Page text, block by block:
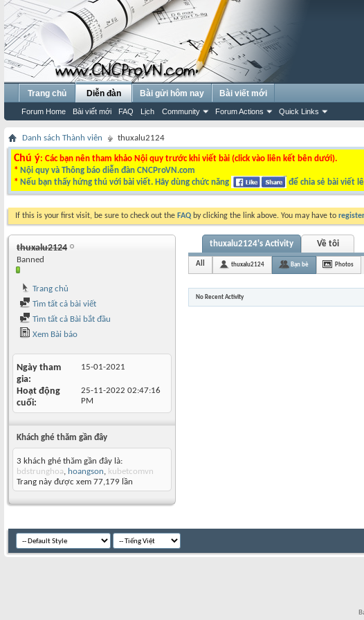
Trang chủ Diễn đàn
Forum Home Bài viết mới FAQ Lịch Community Forum Actions Quick Links
Bài gửi hôm nay Bài viết mới
Danh sách Thành viên thuxalu2124
Chú ý: Các bạn nên tham khảo Nội quy trước khi viết bài (click vào liên kết bên dưới).
* Nội quy và Thông báo diễn đàn CNCProVN.com
* Nếu bạn thấy hứng thú với bài viết. Hãy dùng chức năng để chia sẻ bài viết
If this is your first visit, be sure to check out the FAQ by clicking the link above. You may have to register
thuxalu2124
Banned
Trang chủ
Tìm tất cả bài viết
Tìm tất cả Bài bắt đầu
Xem Bài báo
Ngày tham
gia
15-01-2021
Hoạt động
cuối
25-11-2022 02:47:16
PM
Khách ghé thăm gần đây
3 khách ghé thăm gần đây là:
bdstrunghoa, hoangson, kubetcomvn
Trang này được xem 77,179 lần
thuxalu2124's Activity Về tôi
All thuxalu2124 Bạn bè Photos
No Recent Activity